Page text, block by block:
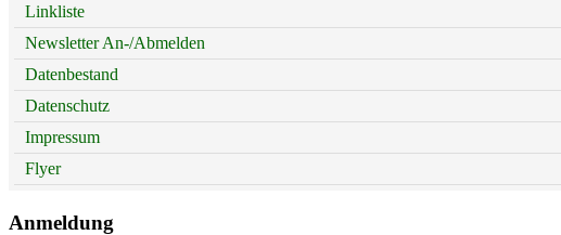
Linkliste
Newsletter An-/Abmelden
Datenbestand
Datenschutz
Impressum
Flyer
Anmeldung